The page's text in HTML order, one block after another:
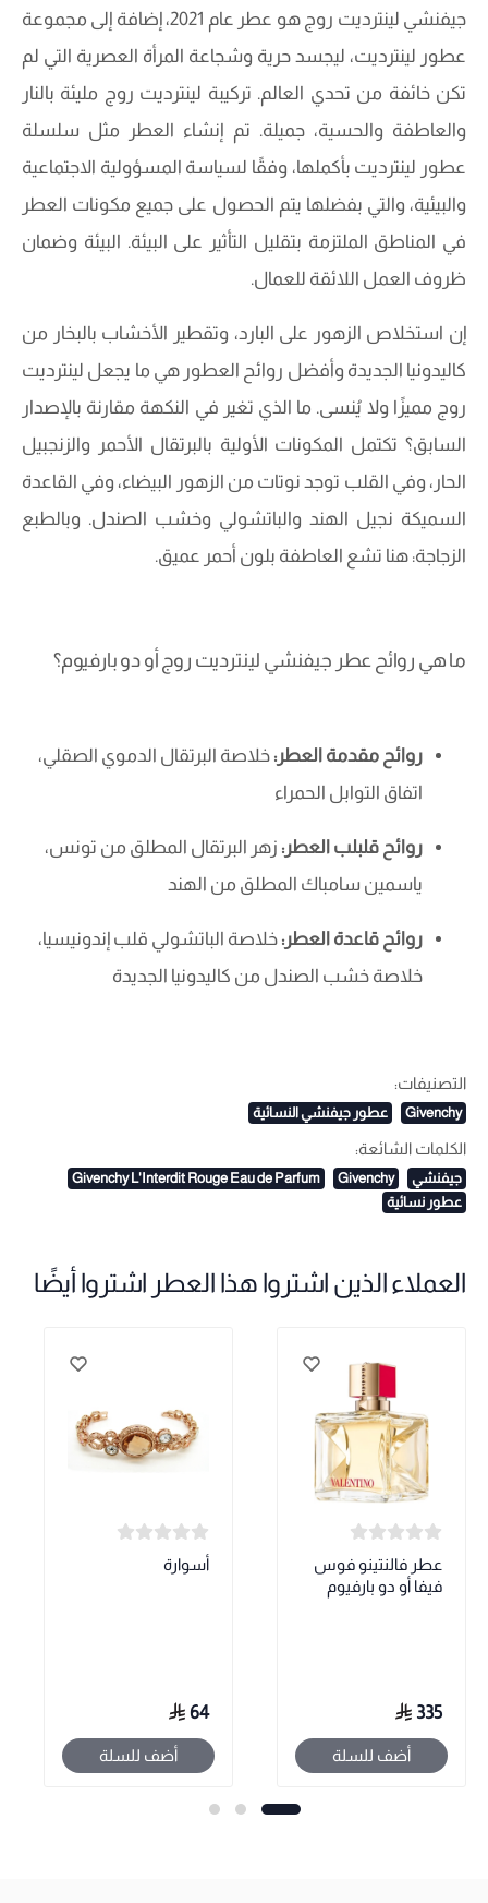
جيفنشي لينترديت روج هو عطر عام 2021، إضافة إلى مجموعة
عطور لينترديت، ليجسد حرية وشجاعة المرأة العصرية التي لم
تكن خائفة من تحدي العالم. تركيبة لينترديت روج مليئة بالنار
والعاطفة والحسية، جميلة. تم إنشاء العطر مثل سلسلة
عطور لينترديت بأكملها، وفقًا لسياسة المسؤولية الاجتماعية
والبيئية، والتي بفضلها يتم الحصول على جميع مكونات العطر
في المناطق الملتزمة بتقليل التأثير على البيئة. البيئة وضمان
ظروف العمل اللائقة للعمال.
إن استخلاص الزهور على البارد، وتقطير الأخشاب بالبخار من
كاليدونيا الجديدة وأفضل روائح العطور هي ما يجعل لينترديت
روج مميزًا ولا يُنسى. ما الذي تغير في النكهة مقارنة بالإصدار
السابق؟ تكتمل المكونات الأولية بالبرتقال الأحمر والزنجبيل
الحار، وفي القلب توجد نوتات من الزهور البيضاء، وفي القاعدة
السميكة نجيل الهند والباتشولي وخشب الصندل. وبالطبع
الزجاجة: هنا تشع العاطفة بلون أحمر عميق.
ما هي روائح عطر جيفنشي لينترديت روج أو دو بارفيوم؟
روائح مقدمة العطر: خلاصة البرتقال الدموي الصقلي،
اتفاق التوابل الحمراء
روائح قلبلب العطر: زهر البرتقال المطلق من تونس،
ياسمين سامباك المطلق من الهند
روائح قاعدة العطر: خلاصة الباتشولي قلب إندونيسيا،
خلاصة خشب الصندل من كاليدونيا الجديدة
التصنيفات:
Givenchy عطور جيفنشي النسائية
الكلمات الشائعة:
جيفنشي Givenchy
Givenchy L'Interdit Rouge Eau de Parfum
عطور نسائية
العملاء الذين اشتروا هذا العطر اشتروا أيضًا
عطر فالنتينو فوس
فيفا أو دو بارفيوم
335
أضف للسلة
أسوارة
64
أضف للسلة